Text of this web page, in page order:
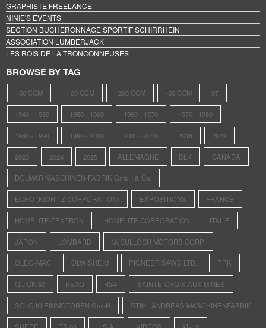
GRAPHISTE FREELANCE
NINIE'S EVENTS
SECTION BUCHERONNAGE SPORTIF SCHIRRHEIN
ASSOCIATION LUMBERJACK
LES ROIS DE LA TRONCONNEUSES
BROWSE BY TAG
+50 CCM +100 CCM +200 CCM -50 CCM 07
1940 - 1950 1950 - 1960 1960 - 1970 1970 - 1980
1980 - 1990 1990 - 2000 2000 - 2010 2018 2022
2023 2024 2025 ALLEMAGNE BLK CANADA
DOLMAR MASCHINEN-FABRIK GmbH & Co.
ECHO (KIORITZ CORPORATION) EXPOSITIONS FRANCE
HOMELITE-TEXTRON HOMELITE CORPORATION ITALIE
JAPON LOMBARD McCULLOCH MOTORS CORP.
OLEO-MAC OLWISHEIM PIONEER SAWS LTD. PPK
QUICK 60 REXO RS4 SAINTE-CROIX-AUX-MINES
SOLO KLEINMOTOREN GmbH STIHL ANDREAS MASCHINENFABRIK